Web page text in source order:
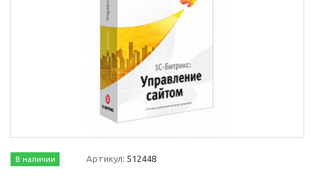
В наличии Артикул:512448